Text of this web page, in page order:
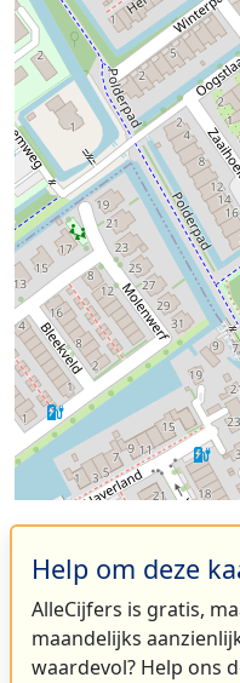
Help om deze
AlleCijfers is gratis,
maandelijks
waardevol? Help ons